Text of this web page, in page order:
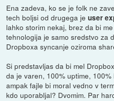
Ena zadeva, ko se je folk ne
tech boljsi od drugega jeuser
lahko storim nekaj, brez da bi
tehnologija je samo sredstvo za
Dropboxa syncanje oziroma
Si predstavljas da bi mel
da je varen, 100% uptime,
ampak fajle bi moral vedno v
kdo uporabljal? Dvomim. Par